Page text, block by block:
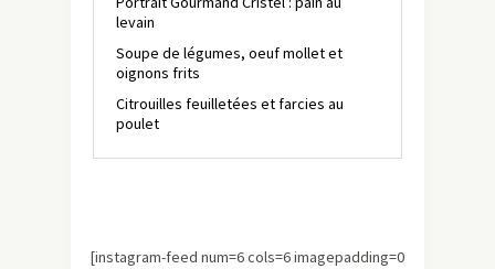
levain
Soupe de légumes, oeuf mollet et
oignons frits
Citrouilles feuilletées et farcies au
poulet
[instagram-feed num=6 cols=6 imagepadding=0